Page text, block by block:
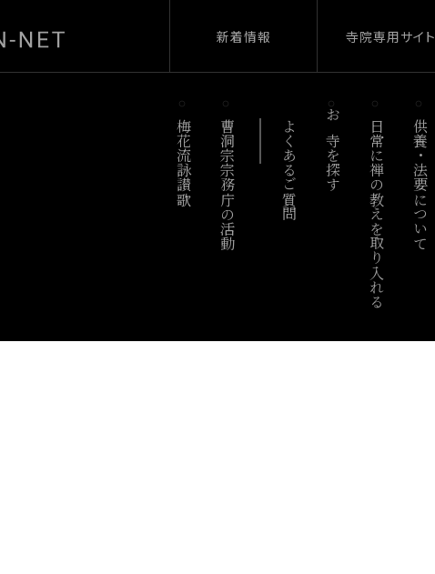
新着情報 寺院専用サイト
梅花流詠讃歌 曹洞宗宗務庁の活動 よくあるご質問 お寺を探す 日常に禅の教えを取り入れる 供養・法要について